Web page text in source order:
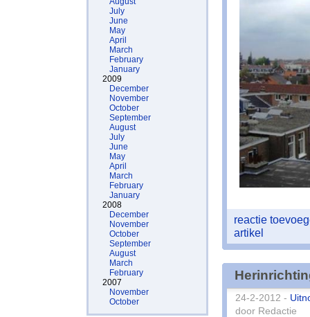
July
June
May
April
March
February
January
2009
December
November
October
September
August
July
June
May
April
March
February
January
2008
December
November
October
September
August
March
February
2007
November
October
reactie
artikel
24-2-2012 -
door Redactie